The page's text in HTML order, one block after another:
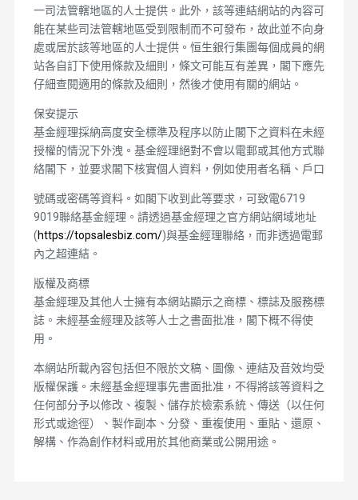
一司法管轄地區的人士提供。此外，該等連結網站的內容可
能在某些司法管轄地區受到限制而不可發布，故此並不向身
處或居於該等地區的人士提供。恒生銀行集團每個成員的網
站各自訂下使用條款及細則，條文可能互有差異，閣下應先
仔細查閱適用的條款及細則，然後才使用有關的網站。
保安提示
基金經理採納高度安全標準及程序以防止閣下之資料在未經
授權的情況下外洩。基金經理絕對不會以電郵或其他方式聯
絡閣下，並要求閣下核實個人資料，例如使用者名稱、戶口
號碼或密碼等資料。如閣下收到此等要求，可致電6719
9019聯絡基金經理。請透過基金經理之官方網站網域地址
(https://topsalesbiz.com/)與基金經理聯絡，而非透過電郵
內之超連結。
版權及商標
基金經理及其他人士擁有本網站顯示之商標、標誌及服務標
誌。未經基金經理及該等人士之書面批准，閣下概不得使
用。
本網站所載內容包括但不限於文稿、圖像、連結及音效均受
版權保護。未經基金經理事先書面批准，不得將該等資料之
任何部分予以修改、複製、儲存於檢索系統、傳送（以任何
形式或途徑）、製作副本、分發、重複使用、重貼、還原、
解構、作為創作材料或用於其他商業或公開用途。